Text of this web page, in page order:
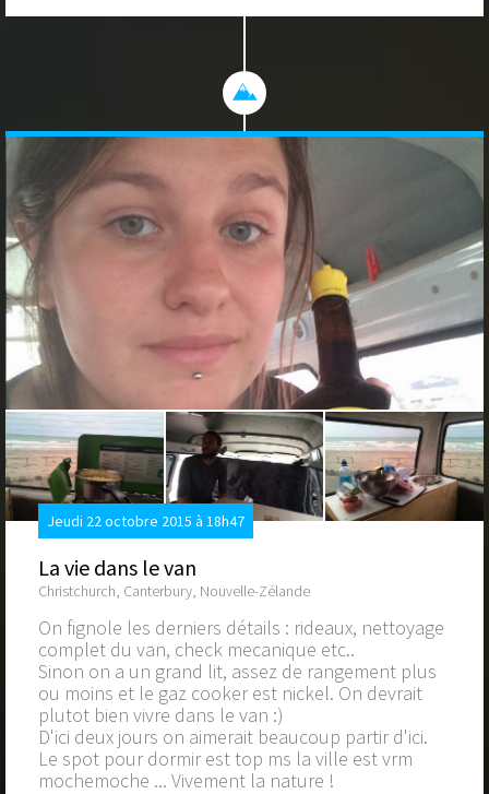
Jeudi 22 octobre 2015 à 18h47
La vie dans le van
Christchurch, Canterbury, Nouvelle-Zélande
On fignole les derniers détails : rideaux, nettoyage
complet du van, check mecanique etc..
Sinon on a un grand lit, assez de rangement plus
ou moins et le gaz cooker est nickel. On devrait
plutot bien vivre dans le van :)
D'ici deux jours on aimerait beaucoup partir d'ici.
Le spot pour dormir est top ms la ville est vrm
mochemoche ... Vivement la nature !